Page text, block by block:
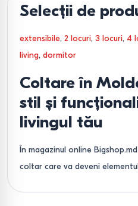
Selecții de
extensibile, 2 locuri, 3 locuri, 4
living, dormitor
Coltare în
stil și
livingul tău
În magazinul online
coltar care va deveni